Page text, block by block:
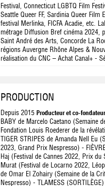
Festival, Connecticut LGBTQ Film
Seattle Queer FF, Sardinia Queer
festival Merlinka, FICFA Acadie, etc.
métrage Diffusion Bref cinéma 2024,
Saint André des Arts, Concorde La
régions Auvergne Rhône Alpes &
réalisation du CNC – Achat Canal+ -
PRODUCTION
Depuis 2015 Producteur et co-fondateur
BABY de Marcelo Caetano (Semaine
Fondation Louis Roederer de la
TIGER STRIPES de Amanda Nell Eu
2023, Grand Prix Nespresso) -
Haj (Festival de Cannes 2022, Prix
Murat (Festival de Locarno 2022,
de Omar El Zohairy (Semaine de la
Nespresso) - TLAMESS